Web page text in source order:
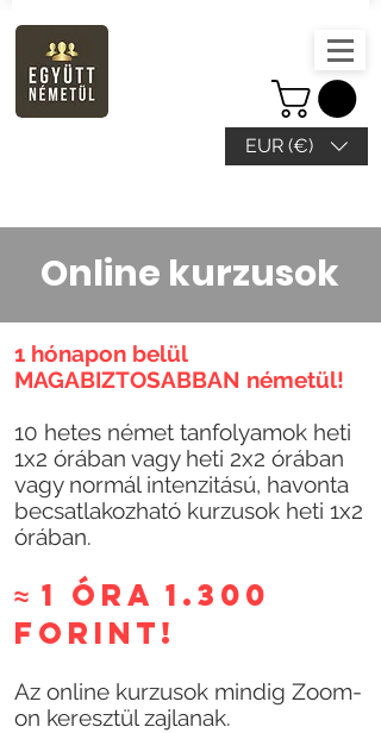
EUR (€)
Online kurzusok
1 hónapon belül
MAGABIZTOSABBAN németül!
10 hetes német tanfolyamok heti
1x2 órában vagy heti 2x2 órában
vagy normál intenzitású, havonta
becsatlakozható kurzusok heti 1x2
órában.
≈ 1 óra 1.300
forint!
Az online kurzusok mindig Zoom-
on keresztül zajlanak.